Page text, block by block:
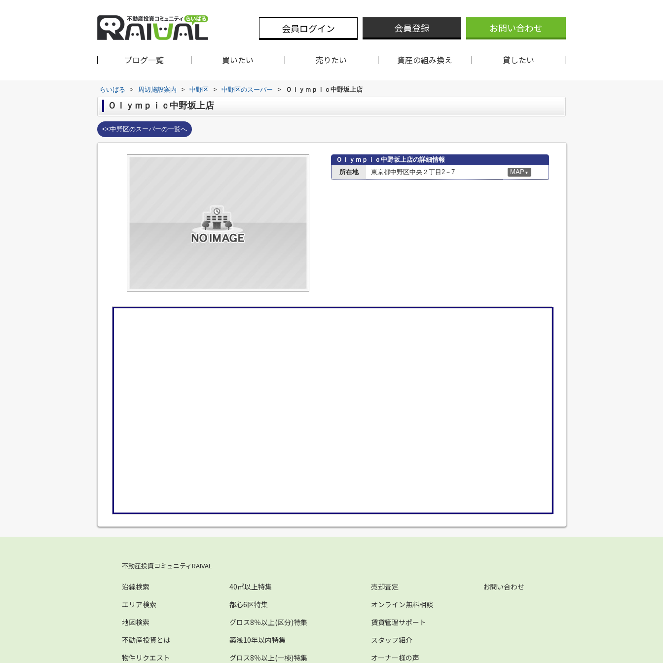
会員ログイン 会員登録 お問い合わせ
ブログ一覧 買いたい 売りたい 資産の組み換え 貸したい
らいばる > 周辺施設案内 > 中野区 > 中野区のスーパー > Ｏｌｙｍｐｉｃ中野坂上店
Ｏｌｙｍｐｉｃ中野坂上店
<<中野区のスーパーの一覧へ
Ｏｌｙｍｐｉｃ中野坂上店の詳細情報
所在地
東京都中野区中央２丁目2－7 MAP ▼
不動産投資コミュニティRAIVAL
沿線検索
エリア検索
地図検索
不動産投資とは
物件リクエスト
40㎡以上特集
都心6区特集
グロス8％以上(区分)特集
築浅10年以内特集
グロス8％以上(一棟)特集
売却査定
オンライン無料相談
賃貸管理サポート
スタッフ紹介
オーナー様の声
お問い合わせ